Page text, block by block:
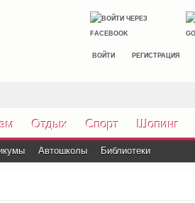
ВОЙТИ РЕГИСТРАЦИЯ
Отдых Спорт Шопинг
Автошколы Библиотеки